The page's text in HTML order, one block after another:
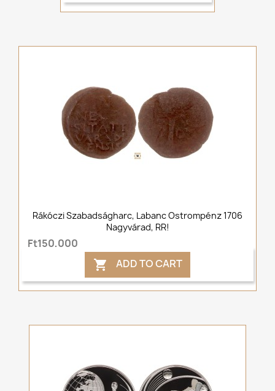
Rákóczi Szabadságharc, Labanc Ostrompénz 1706
Nagyvárad, RR!
Ft150,000
 ADD TO CART